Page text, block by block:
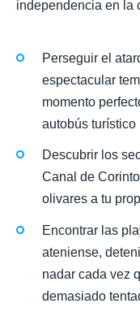
independencia en la
Perseguir el
espectacular
momento
autobús turístico
Descubrir los
Canal de
olivares a tu
Encontrar las
ateniense,
nadar cada vez
demasiado